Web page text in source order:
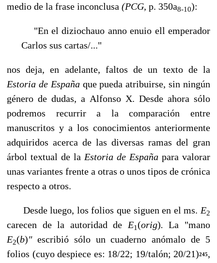
medio de la frase inconclusa (PCG, p. 350a8-10):
"En el diziochauo anno enuio ell emperador
Carlos sus cartas/..."
nos deja, en adelante, faltos de un texto de la
Estoria de España que pueda atribuirse, sin ningún
género de dudas, a Alfonso X. Desde ahora sólo
podremos recurrir a la com­paración entre
manuscritos y a los conocimientos anteriormente
adquiridos acerca de las diversas ramas del gran
árbol textual de la Estoria de España para valorar
unas va­riantes frente a otras o unos tipos de crónica
respecto a otros.
Desde luego, los folios que siguen en el ms. E2
carecen de la autoridad de E1(orig).La "mano
E2(b)" escribió sólo un cuaderno anómalo de 5
folios (cuyo despiece es: 18/22; 19/talón; 20/21)245,